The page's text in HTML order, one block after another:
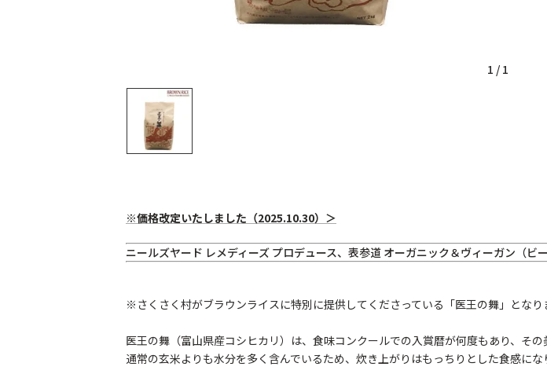
1 / 1
※価格改定いたしました（2025.10.30）＞
ニールズヤード レメディーズ プロデュース、表参道 オーガニック＆ヴィーガン（
※さくさく村がブラウンライスに特別に提供してくださっている「医王の舞」とな
医王の舞（富山県産コシヒカリ）は、食味コンクールでの入賞暦が何度もあり、その
通常の玄米よりも水分を多く含んでいるため、炊き上がりはもっちりとした食感に